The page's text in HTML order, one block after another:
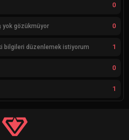
0
yok gözükmüyor 0
bilgileri düzenlemek istiyorum 1
0
1